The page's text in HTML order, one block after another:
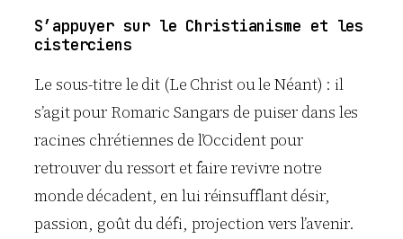
S’appuyer sur le Christianisme et les
cisterciens
Le sous-titre le dit (Le Christ ou le Néant) : il
s’agit pour Romaric Sangars de puiser dans les
racines chrétiennes de l’Occident pour
retrouver du ressort et faire revivre notre
monde décadent, en lui réinsufflant désir,
passion, goût du défi, projection vers l’avenir.